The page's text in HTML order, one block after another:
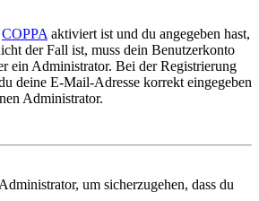
COPPA aktiviert ist und du angegeben hast,
der Fall ist, muss dein Benutzerkonto
ein Administrator. Bei der Registrierung
deine E-Mail-Adresse korrekt eingegeben
Administrator.
um sicherzugehen, dass du